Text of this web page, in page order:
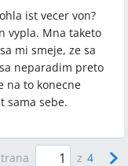
ist vecer von?
vypla. Mna taketo
mi smeje, ze sa
neparadim preto
na to konecne
sama sebe.
z 4